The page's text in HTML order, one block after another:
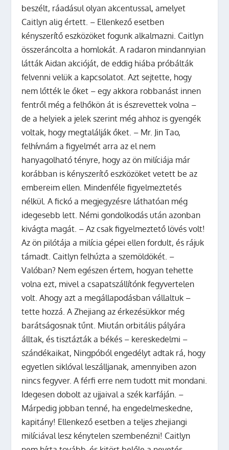
beszélt, ráadásul olyan akcentussal, amelyet
Caitlyn alig értett. – Ellenkező esetben
kényszerítő eszközöket fogunk alkalmazni. Caitlyn
összeráncolta a homlokát. A radaron mindannyian
látták Aidan akcióját, de eddig hiába próbálták
felvenni velük a kapcsolatot. Azt sejtette, hogy
nem lőtték le őket – egy akkora robbanást innen
fentről még a felhőkön át is észrevettek volna –
de a helyiek a jelek szerint még ahhoz is gyengék
voltak, hogy megtalálják őket. – Mr. Jin Tao,
felhívnám a figyelmét arra az el nem
hanyagolható tényre, hogy az ön milíciája már
korábban is kényszerítő eszközöket vetett be az
embereim ellen. Mindenféle figyelmeztetés
nélkül. A fickó a megjegyzésre láthatóan még
idegesebb lett. Némi gondolkodás után azonban
kivágta magát. – Az csak figyelmeztető lövés volt!
Az ön pilótája a milícia gépei ellen fordult, és rájuk
támadt. Caitlyn felhúzta a szemöldökét. –
Valóban? Nem egészen értem, hogyan tehette
volna ezt, mivel a csapatszállítónk fegyvertelen
volt. Ahogy azt a megállapodásban vállaltuk –
tette hozzá. A Zhejiang az érkezésükkor még
barátságosnak tűnt. Miután orbitális pályára
álltak, és tisztázták a békés – kereskedelmi –
szándékaikat, Ningpóból engedélyt adtak rá, hogy
egyetlen siklóval leszálljanak, amennyiben azon
nincs fegyver. A férfi erre nem tudott mit mondani.
Idegesen dobolt az ujjaival a szék karfáján. –
Márpedig jobban tenné, ha engedelmeskedne,
kapitány! Ellenkező esetben a teljes zhejiangi
milíciával lesz kénytelen szembenézni! Caitlyn